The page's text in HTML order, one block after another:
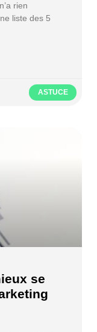
ASTUCE
rien
liste des 5
se